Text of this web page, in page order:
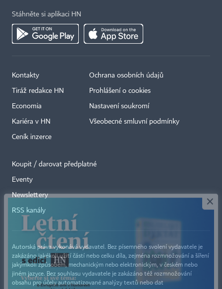
Stáhněte si aplikaci HN
Kontakty
Tiráž redakce HN
Economia
Kariéra v HN
Ceník inzerce
Ochrana osobních údajů
Prohlášení o cookies
Nastavení soukromí
Všeobecné smluvní podmínky
Koupit / darovat předplatné
Eventy
Newslettery
RSS kanály
Autorská práva vykonává vydavatel. Bez písemného svolení vydavatele je
zakázáno jakékoli užití částí nebo celku díla, zejména rozmnožování a šíření
jakýmkoli způsobem, mechanickým nebo elektronickým, v českém nebo
jiném jazyce. Bez souhlasu vydavatele je zakázáno též rozmnožování
obsahu pro účely automatizované analýzy textů nebo dat